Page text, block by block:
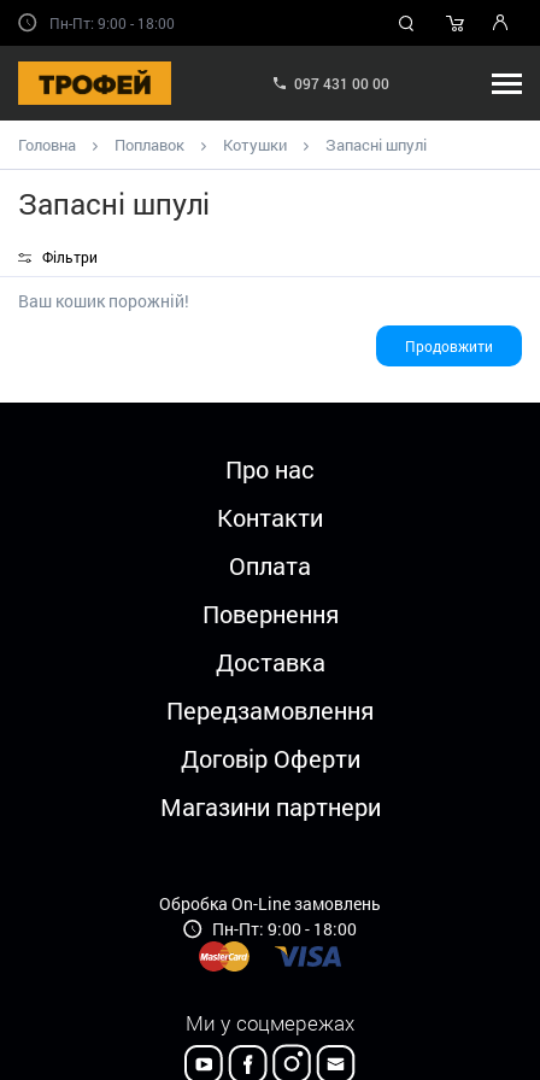
Пн-Пт: 9:00 - 18:00
097 431 00 00
Головна Поплавок Котушки Запасні шпулі
Запасні шпулі
Фільтри
Ваш кошик порожній!
Продовжити
Про нас
Контакти
Оплата
Повернення
Доставка
Передзамовлення
Договір Оферти
Магазини партнери
Обробка On-Line замовлень
Пн-Пт: 9:00 - 18:00
Ми у соцмережах